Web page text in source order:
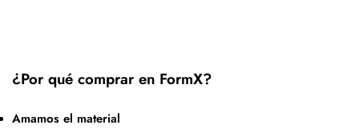
¿Por qué comprar en FormX?
Amamos el material